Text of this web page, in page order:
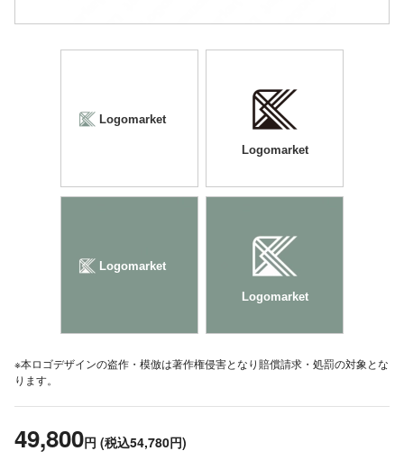
Logomarket
Logomarket
Logomarket
Logomarket
※本ロゴデザインの盗作・模倣は著作権侵害となり賠償請求・処罰の対象とな
ります。
49,800円 (税込54,780円)